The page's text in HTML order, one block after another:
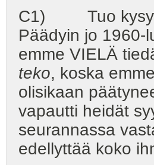
C1) Tuo
Päädyin jo 1960-
emme VIELÄ
teko, koska
olisikaan
vapautti heidät
seurannassa
edellyttää koko